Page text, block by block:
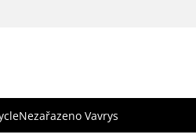
Nezařazeno Vavrys